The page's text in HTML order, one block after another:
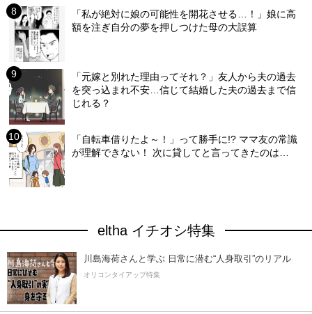
「私が絶対に娘の可能性を開花させる…！」娘に高
額を注ぎ自分の夢を押しつけた母の大誤算
「元嫁と別れた理由ってそれ？」友人から夫の過去
を突っ込まれ不安…信じて結婚した夫の過去まで信
じれる？
「自転車借りたよ～！」って勝手に!? ママ友の常識
が理解できない！ 次に貸してと言ってきたのは…
eltha イチオシ特集
川島海荷さんと学ぶ 日常に潜む“人身取引”のリアル
オリコンタイアップ特集